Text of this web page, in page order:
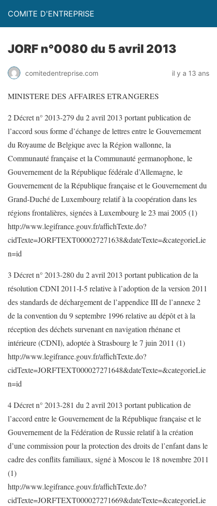
COMITE D'ENTREPRISE
JORF n°0080 du 5 avril 2013
comitedentreprise.com il y a 13 ans
MINISTERE DES AFFAIRES ETRANGERES
2 Décret n° 2013-279 du 2 avril 2013 portant publication de
l’accord sous forme d’échange de lettres entre le Gouvernement
du Royaume de Belgique avec la Région wallonne, la
Communauté française et la Communauté germanophone, le
Gouvernement de la République fédérale d’Allemagne, le
Gouvernement de la République française et le Gouvernement du
Grand-Duché de Luxembourg relatif à la coopération dans les
régions frontalières, signées à Luxembourg le 23 mai 2005 (1)
http://www.legifrance.gouv.fr/affichTexte.do?
cidTexte=JORFTEXT000027271638&dateTexte=&categorieLie
n=id
3 Décret n° 2013-280 du 2 avril 2013 portant publication de la
résolution CDNI 2011-I-5 relative à l’adoption de la version 2011
des standards de déchargement de l’appendice III de l’annexe 2
de la convention du 9 septembre 1996 relative au dépôt et à la
réception des déchets survenant en navigation rhénane et
intérieure (CDNI), adoptée à Strasbourg le 7 juin 2011 (1)
http://www.legifrance.gouv.fr/affichTexte.do?
cidTexte=JORFTEXT000027271648&dateTexte=&categorieLie
n=id
4 Décret n° 2013-281 du 2 avril 2013 portant publication de
l’accord entre le Gouvernement de la République française et le
Gouvernement de la Fédération de Russie relatif à la création
d’une commission pour la protection des droits de l’enfant dans le
cadre des conflits familiaux, signé à Moscou le 18 novembre 2011
(1)
http://www.legifrance.gouv.fr/affichTexte.do?
cidTexte=JORFTEXT000027271669&dateTexte=&categorieLie